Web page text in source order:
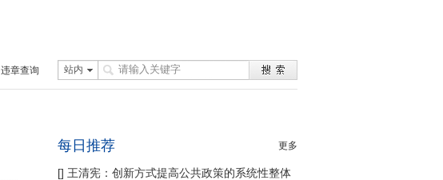
站内
违章查询
每日推荐 更多
[] 王清宪：创新方式提高公共政策的系统性整体